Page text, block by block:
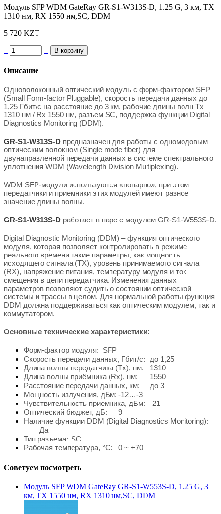
Модуль SFP WDM GateRay GR-S1-W313S-D, 1.25 G, 3 км, TX
1310 нм, RX 1550 нм,SC, DDM
5 720 KZT
– +
Описание
Одноволоконный оптический модуль с форм-фактором SFP
(Small Form-factor Pluggable), скорость передачи данных до
1,25 Гбит/с на расстояние до 3 км, рабочие длины волн Tx
1310 нм / Rx 1550 нм, разъем SC, поддержка функции Digital
Diagnostics Monitoring (DDM).
GR-S1-W313S-D предназначен для работы с одномодовым
оптическим волокном (Single mode fiber) для
двунаправленной передачи данных в системе спектрального
уплотнения WDM (Wavelength Division Multiplexing).
WDM SFP-модули используются «попарно», при этом
передатчики и приемники этих модулей имеют разное
значение длины волны.
GR-S1-W313S-D работает в паре с модулем GR-S1-W553S-D.
Digital Diagnostic Monitoring (DDM) – функция оптического
модуля, которая позволяет контролировать в режиме
реального времени такие параметры, как мощность
исходящего сигнала (TX), уровень принимаемого сигнала
(RX), напряжение питания, температуру модуля и ток
смещения в цепи передатчика. Изменения данных
параметров позволяют судить о состоянии оптической
системы и трассы в целом. Для нормальной работы функция
DDM должна поддерживаться как оптическим модулем, так и
коммутатором.
Основные технические характеристики:
Форм-фактор модуля: SFP
Скорость передачи данных, Гбит/с:
до 1,25
Длина волны передатчика (Tx), нм:
1310
Длина волны приёмника (Rx), нм:
1550
Расстояние передачи данных, км:
до 3
Мощность излучения, дБм: -12…-3
Чувствительность приемника, дБм:
-21
Оптический бюджет, дБ:
9
Наличие функции DDM (Digital Diagnostics Monitoring):
Да
Тип разъема: SC
Рабочая температура, °C:
0 ~ +70
Советуем посмотреть
Модуль SFP WDM GateRay GR-S1-W553S-D, 1.25 G, 3
км, TX 1550 нм, RX 1310 нм,SC, DDM